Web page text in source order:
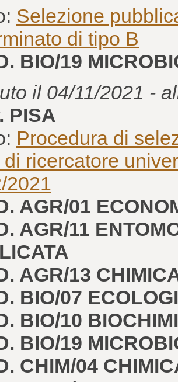
Selezione
di tipo B
BIO/19
il 04/11/2021 -
PISA
Procedura di
di ricercatore
2021
AGR/01
AGR/11
AGR/13
BIO/07
BIO/10
BIO/19
CHIM/04